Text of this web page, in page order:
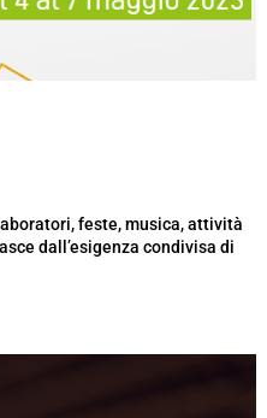
feste, musica, attività
dall’esigenza condivisa di